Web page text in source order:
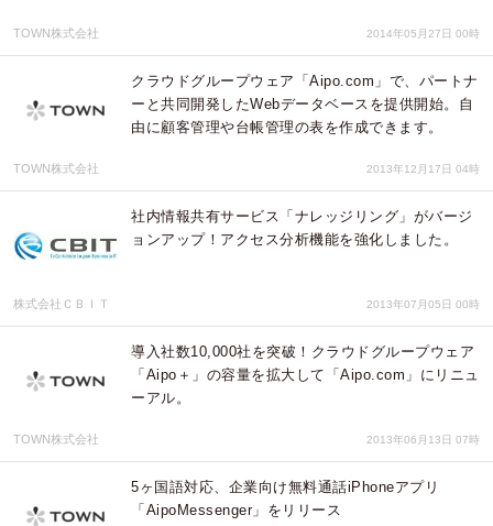
TOWN株式会社 2014年05月27日 00時
クラウドグループウェア「Aipo.com」で、パートナ
ーと共同開発したWebデータベースを提供開始。自
由に顧客管理や台帳管理の表を作成できます。
TOWN株式会社 2013年12月17日 04時
社内情報共有サービス「ナレッジリング」がバージ
ョンアップ！アクセス分析機能を強化しました。
株式会社ＣＢＩＴ 2013年07月05日 00時
導入社数10,000社を突破！クラウドグループウェア
「Aipo＋」の容量を拡大して「Aipo.com」にリニュ
ーアル。
TOWN株式会社 2013年06月13日 07時
5ヶ国語対応、企業向け無料通話iPhoneアプリ
「AipoMessenger」をリリース